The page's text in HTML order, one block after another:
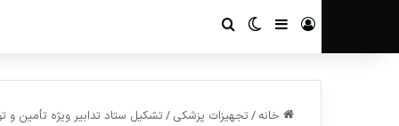
ورود سایدبارتغییر پوسته
خانه / تجهیزات پزشکی / تشکیل ستاد تدابیر ویژه تأمین و